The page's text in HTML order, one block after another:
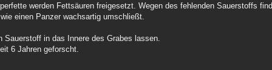
werden Fettsäuren freigesetzt. Wegen des fehlenden Sauerstoffs
einen Panzer wachsartig umschließt.
Sauerstoff in das Innere des Grabes lassen.
6 Jahren geforscht.